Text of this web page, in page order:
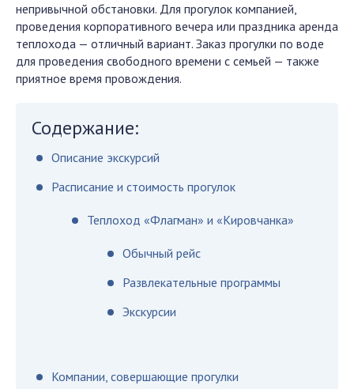
непривычной обстановки. Для прогулок компанией,
проведения корпоративного вечера или праздника аренда
теплохода — отличный вариант. Заказ прогулки по воде
для проведения свободного времени с семьей — также
приятное время провождения.
Содержание:
Описание экскурсий
Расписание и стоимость прогулок
Теплоход «Флагман» и «Кировчанка»
Обычный рейс
Развлекательные программы
Экскурсии
Компании, совершающие прогулки